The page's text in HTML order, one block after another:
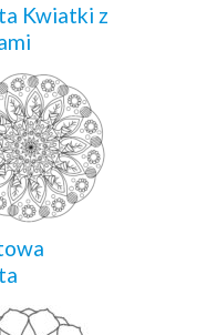
Kwiatki z